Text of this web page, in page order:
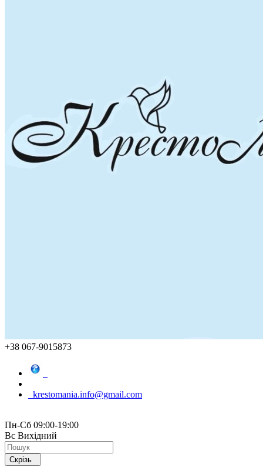
+38 067-9015873
krestomania.info@gmail.com
Пн-Сб 09:00-19:00
Вс Вихідний
Скрізь